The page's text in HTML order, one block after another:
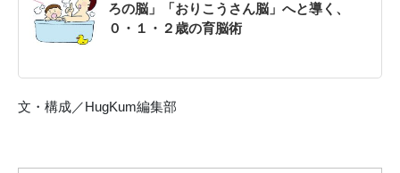
ろの脳」「おりこうさん脳」へと導く、
０・１・２歳の育脳術
文・構成／HugKum編集部